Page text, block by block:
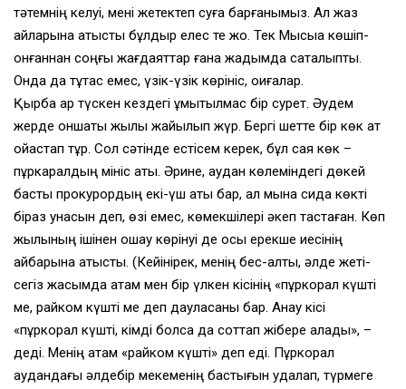
тәтемнің келуі, мені жетектеп суға барғанымыз. Ал жаз
айларына қатысты бұлдыр елес те жоқ. Тек Мысыққа көшіп-
қонғаннан соңғы жағдаяттар ғана жадымда сақталыпты.
Онда да тұтас емес, үзік-үзік көрініс, оқиғалар.
Қырбақ қар түскен кездегі ұмытылмас бір сурет. Әудем
жерде оншақты жылқы жайылып жүр. Бергі шетте бір көк ат
ойқастап тұр. Сол сәтінде естісем керек, бұл саяқ көк –
пұркаралдың мініс аты. Әрине, аудан көлеміндегі дөкей
бастық прокурордың екі-үш аты бар, ал мына сида көкті
біраз қунасын деп, өзі емес, көмекшілері әкеп тастаған. Көп
жылқының ішінен оқшау көрінуі де осы ерекше иесінің
айбарына қатысты. (Кейінірек, менің бес-алты, әлде жеті-
сегіз жасымда атам мен бір үлкен кісінің «пұркорал күшті
ме, райком күшті ме деп дауласқаны бар. Анау кісі
«пұркорал күшті, кімді болса да соттап жібере алады», –
деді. Менің атам «райком күшті» деп еді. Пұркорал
аудандағы әлдебір мекеменің бастығын қудалап, түрмеге